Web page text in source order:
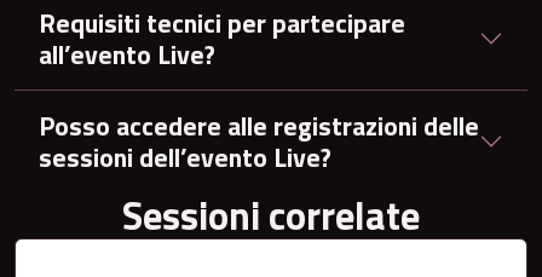
Requisiti tecnici per partecipare
all’evento Live?
Posso accedere alle registrazioni delle
sessioni dell’evento Live?
Sessioni correlate